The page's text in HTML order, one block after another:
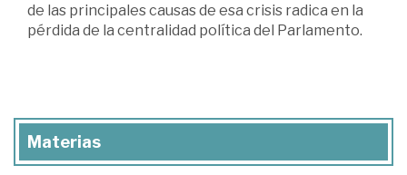
de las principales causas de esa crisis radica en la
pérdida de la centralidad política del Parlamento.
Materias